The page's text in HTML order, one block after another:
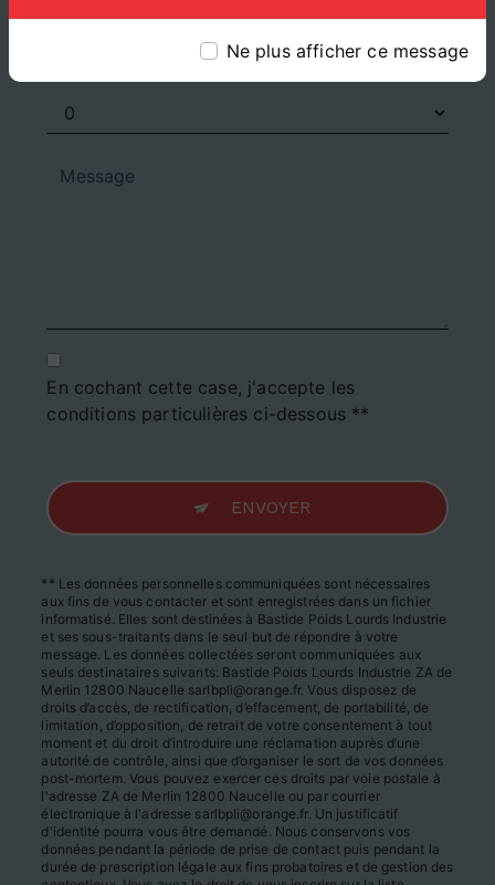
Ne plus afficher ce message
En cochant cette case, j'accepte les
conditions particulières ci-dessous **
ENVOYER
** Les données personnelles communiquées sont nécessaires
aux fins de vous contacter et sont enregistrées dans un fichier
informatisé. Elles sont destinées à Bastide Poids Lourds Industrie
et ses sous-traitants dans le seul but de répondre à votre
message. Les données collectées seront communiquées aux
seuls destinataires suivants: Bastide Poids Lourds Industrie ZA de
Merlin 12800 Naucelle sarlbpli@orange.fr. Vous disposez de
droits d’accès, de rectification, d’effacement, de portabilité, de
limitation, d’opposition, de retrait de votre consentement à tout
moment et du droit d’introduire une réclamation auprès d’une
autorité de contrôle, ainsi que d’organiser le sort de vos données
post-mortem. Vous pouvez exercer ces droits par voie postale à
l'adresse ZA de Merlin 12800 Naucelle ou par courrier
électronique à l'adresse sarlbpli@orange.fr. Un justificatif
d'identité pourra vous être demandé. Nous conservons vos
données pendant la période de prise de contact puis pendant la
durée de prescription légale aux fins probatoires et de gestion des